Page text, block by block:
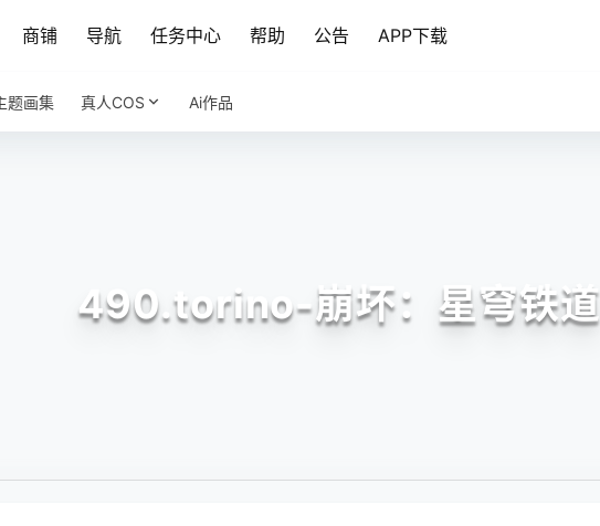
商铺 导航 任务中心 帮助 公告 APP下载
题画集 真人COS Ai作品
490.torino-崩坏：星穹铁道